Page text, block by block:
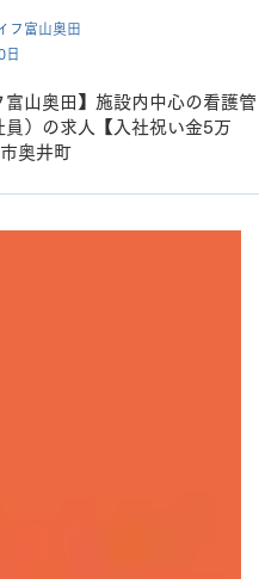
フ富山奥田
日
員）の求人【入社祝い金5万